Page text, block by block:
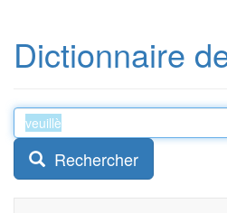
Dictionnaire
Rechercher